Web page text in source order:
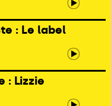
: Le label
: Lizzie